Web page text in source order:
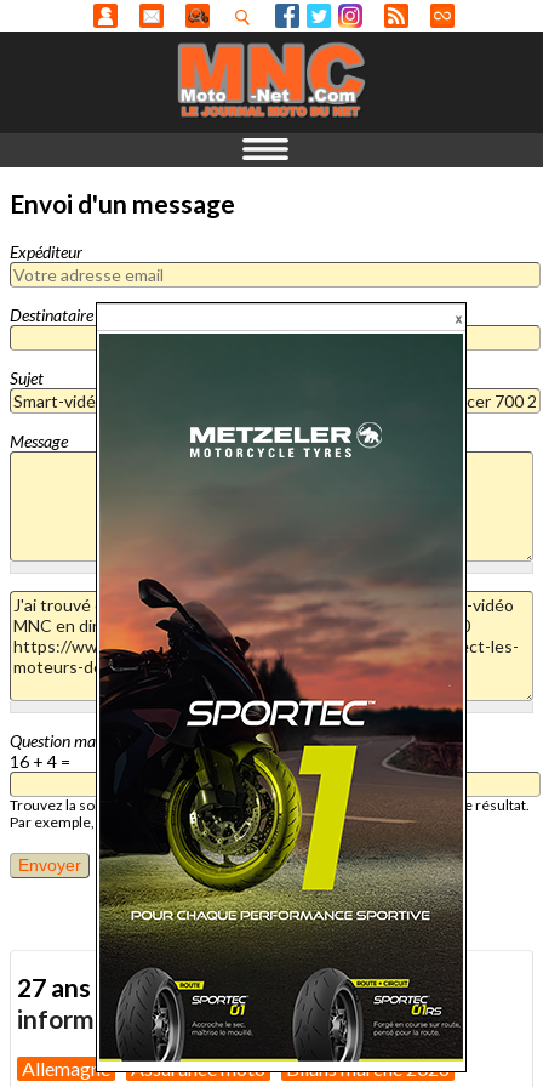
Envoi d'un message
Expéditeur
Destinataire
Sujet
Message
Question mathématique
16 + 4 =
Trouvez la solution de ce problème mathématique simple et saisissez le résultat.
Par exemple, pour 1 + 3, saisissez 4.
27 ans d'actualité moto :toutes nos
informations depuis 1999 !
Allemagne Assurance moto Bilans marché 2026